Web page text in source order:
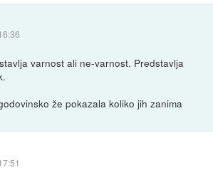
varnost ali ne-varnost. Predstavlja
že pokazala koliko jih zanima